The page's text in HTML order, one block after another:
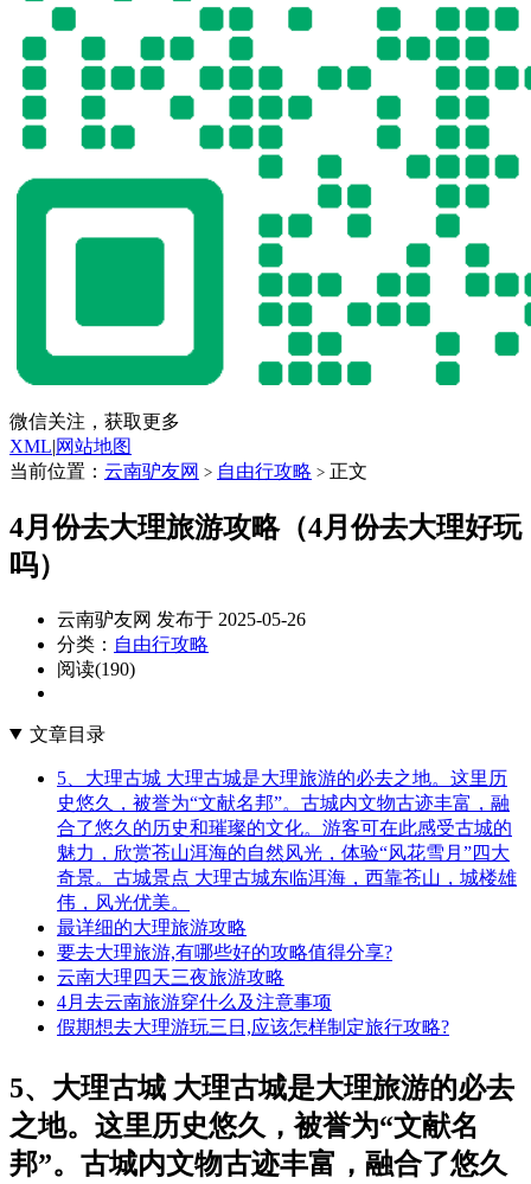
微信关注，获取更多
XML|网站地图
当前位置： 云南驴友网 > 自由行攻略 > 正文
4月份去大理旅游攻略（4月份去大理好玩
吗）
云南驴友网 发布于 2025-05-26
分类： 自由行攻略
阅读(190)
文章目录
5、大理古城 大理古城是大理旅游的必去之地。这里历
史悠久，被誉为“文献名邦”。古城内文物古迹丰富，融
合了悠久的历史和璀璨的文化。游客可在此感受古城的
魅力，欣赏苍山洱海的自然风光，体验“风花雪月”四大
奇景。古城景点 大理古城东临洱海，西靠苍山，城楼雄
伟，风光优美。
最详细的大理旅游攻略
要去大理旅游,有哪些好的攻略值得分享?
云南大理四天三夜旅游攻略
4月去云南旅游穿什么及注意事项
假期想去大理游玩三日,应该怎样制定旅行攻略?
5、大理古城 大理古城是大理旅游的必去
之地。这里历史悠久，被誉为“文献名
邦”。古城内文物古迹丰富，融合了悠久